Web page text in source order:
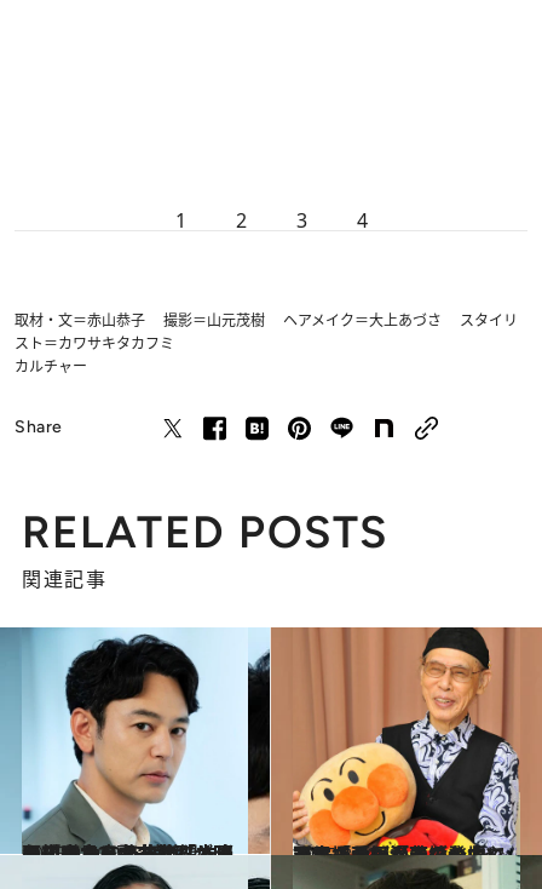
1 2 3 4
取材・文＝赤山恭子 撮影＝山元茂樹 ヘアメイク＝大上あづさ スタイリ
スト＝カワサキタカフミ
カルチャー
Share
RELATED POSTS
関連記事
2025.9.20
【初めから読む】「本当に瑛太で良かった、と思うのは…」妻夫木聡が明かした、20年来の盟友・永山瑛太への“感謝”《映画『宝島』で共演》
カルチャー 2025.8.23
天才・手塚治虫の登場による「長編漫画ブーム」で居場所がなくなり…やなせたかしが苦境の中で誕生させた「あの名曲」とは
カルチャー